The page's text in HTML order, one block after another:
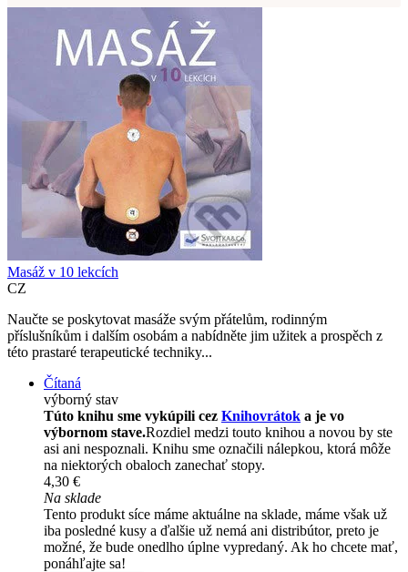
Masáž v 10 lekcích
CZ
Naučte se poskytovat masáže svým přátelům, rodinným
příslušníkům i dalším osobám a nabídněte jim užitek a prospěch z
této prastaré terapeutické techniky...
Čítaná
výborný stav
Túto knihu sme vykúpili cez Knihovrátok a je vo
výbornom stave.Rozdiel medzi touto knihou a novou by ste
asi ani nespoznali. Knihu sme označili nálepkou, ktorá môže
na niektorých obaloch zanechať stopy.
4,30 €
Na sklade
Tento produkt síce máme aktuálne na sklade, máme však už
iba posledné kusy a ďalšie už nemá ani distribútor, preto je
možné, že bude onedlho úplne vypredaný. Ak ho chcete mať,
ponáhľajte sa!